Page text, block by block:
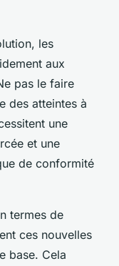
les
aux
pas le faire
des atteintes à
une
et une
de conformité
termes de
ces nouvelles
base. Cela